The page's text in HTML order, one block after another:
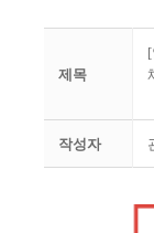
제목
작성자